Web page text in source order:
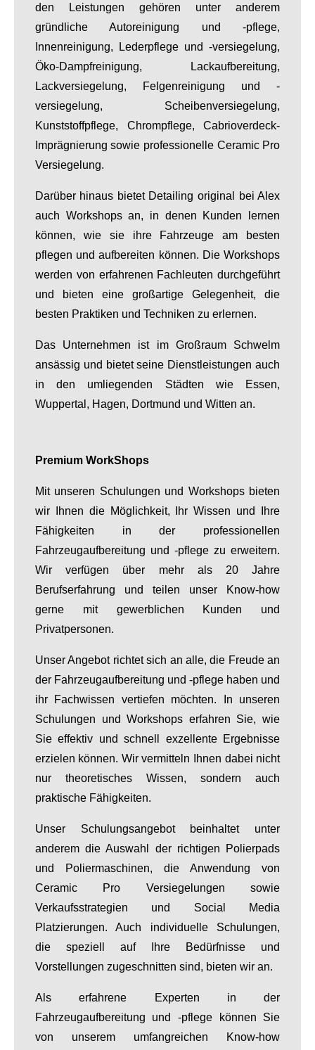
den Leistungen gehören unter anderem
gründliche Autoreinigung und -pflege,
Innenreinigung, Lederpflege und -versiegelung,
Öko-Dampfreinigung, Lackaufbereitung,
Lackversiegelung, Felgenreinigung und -
versiegelung, Scheibenversiegelung,
Kunststoffpflege, Chrompflege, Cabrioverdeck-
Imprägnierung sowie professionelle Ceramic Pro
Versiegelung.
Darüber hinaus bietet Detailing original bei Alex
auch Workshops an, in denen Kunden lernen
können, wie sie ihre Fahrzeuge am besten
pflegen und aufbereiten können. Die Workshops
werden von erfahrenen Fachleuten durchgeführt
und bieten eine großartige Gelegenheit, die
besten Praktiken und Techniken zu erlernen.
Das Unternehmen ist im Großraum Schwelm
ansässig und bietet seine Dienstleistungen auch
in den umliegenden Städten wie Essen,
Wuppertal, Hagen, Dortmund und Witten an.
Premium WorkShops
Mit unseren Schulungen und Workshops bieten
wir Ihnen die Möglichkeit, Ihr Wissen und Ihre
Fähigkeiten in der professionellen
Fahrzeugaufbereitung und -pflege zu erweitern.
Wir verfügen über mehr als 20 Jahre
Berufserfahrung und teilen unser Know-how
gerne mit gewerblichen Kunden und
Privatpersonen.
Unser Angebot richtet sich an alle, die Freude an
der Fahrzeugaufbereitung und -pflege haben und
ihr Fachwissen vertiefen möchten. In unseren
Schulungen und Workshops erfahren Sie, wie
Sie effektiv und schnell exzellente Ergebnisse
erzielen können. Wir vermitteln Ihnen dabei nicht
nur theoretisches Wissen, sondern auch
praktische Fähigkeiten.
Unser Schulungsangebot beinhaltet unter
anderem die Auswahl der richtigen Polierpads
und Poliermaschinen, die Anwendung von
Ceramic Pro Versiegelungen sowie
Verkaufsstrategien und Social Media
Platzierungen. Auch individuelle Schulungen,
die speziell auf Ihre Bedürfnisse und
Vorstellungen zugeschnitten sind, bieten wir an.
Als erfahrene Experten in der
Fahrzeugaufbereitung und -pflege können Sie
von unserem umfangreichen Know-how